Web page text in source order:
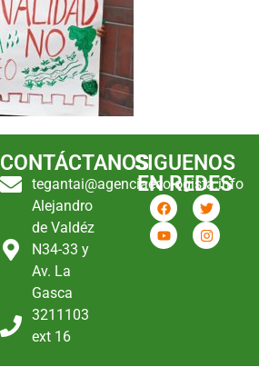
CONTÁCTANOS
tegantai@agenciaecologista.info
Alejandro
de Valdéz
N34-33 y
Av. La
Gasca
3211103
ext 16
SIGUENOS
EN REDES